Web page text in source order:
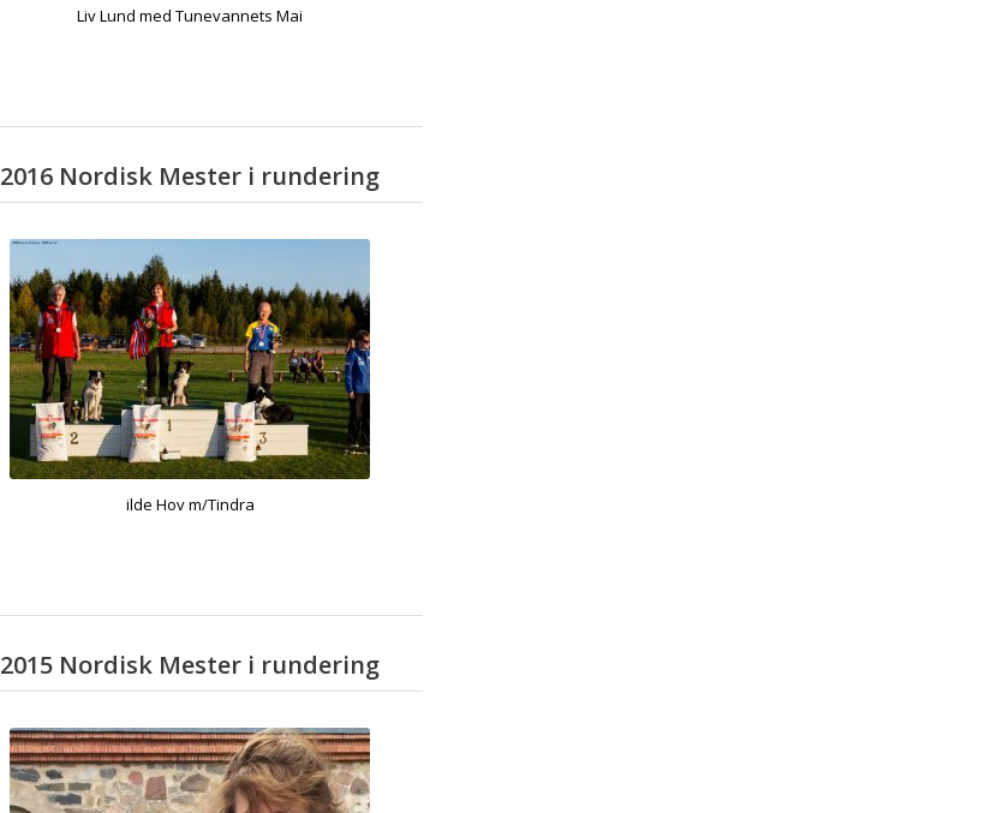
Liv Lund med Tunevannets Mai
2016 Nordisk Mester i rundering
ilde Hov m/Tindra
2015 Nordisk Mester i rundering